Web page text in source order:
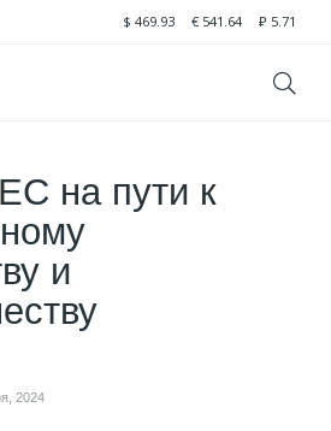
$ 469.93 € 541.64 ₽ 5.71
на пути к
и
2024